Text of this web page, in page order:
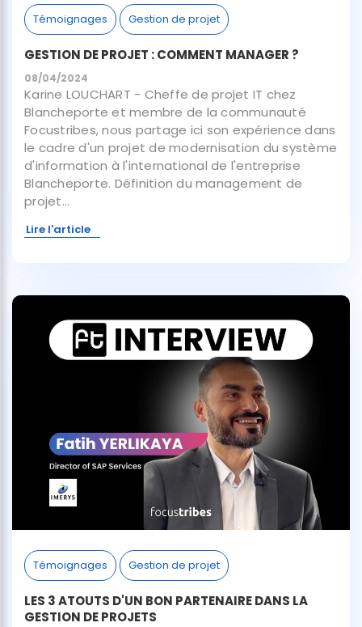
Témoignages Gestion de projet
GESTION DE PROJET : COMMENT MANAGER ?
08/04/2024
Karine LOUCHART - Cheffe de projet IT chez
Blancheporte et membre de la communauté
Focustribes, nous partage ici son expérience dans
le cadre d'un projet de modernisation du système
d'information à l'international de l'entreprise
Blancheporte. Définition du management de
projet...
Lire l'article
Témoignages Gestion de projet
LES 3 ATOUTS D'UN BON PARTENAIRE DANS LA
GESTION DE PROJETS